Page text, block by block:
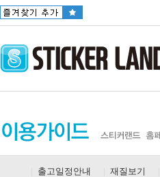
재질보기
출고일정안내